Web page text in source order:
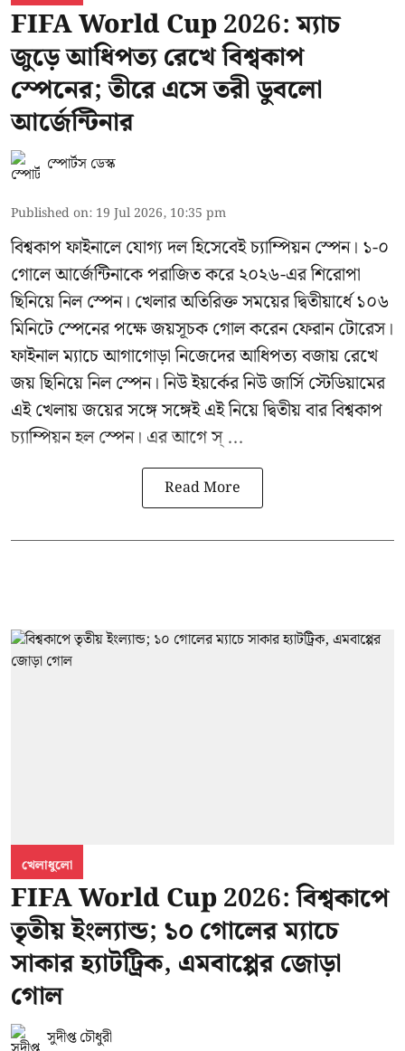
FIFA World Cup 2026: ম্যাচ
জুড়ে আধিপত্য রেখে বিশ্বকাপ
স্পেনের; তীরে এসে তরী ডুবলো
আর্জেন্টিনার
স্পোর্টস ডেস্ক
Published on: 19 Jul 2026, 10:35 pm
বিশ্বকাপ ফাইনালে যোগ্য দল হিসেবেই চ্যাম্পিয়ন স্পেন। ১-০
গোলে আর্জেন্টিনাকে পরাজিত করে ২০২৬-এর শিরোপা
ছিনিয়ে নিল স্পেন। খেলার অতিরিক্ত সময়ের দ্বিতীয়ার্ধে ১০৬
মিনিটে স্পেনের পক্ষে জয়সূচক গোল করেন ফেরান টোরেস।
ফাইনাল ম্যাচে আগাগোড়া নিজেদের আধিপত্য বজায় রেখে
জয় ছিনিয়ে নিল স্পেন। নিউ ইয়র্কের নিউ জার্সি স্টেডিয়ামের
এই খেলায় জয়ের সঙ্গে সঙ্গেই এই নিয়ে দ্বিতীয় বার বিশ্বকাপ
চ্যাম্পিয়ন হল স্পেন। এর আগে স্ ...
Read More
খেলাধুলো
FIFA World Cup 2026: বিশ্বকাপে
তৃতীয় ইংল্যান্ড; ১০ গোলের ম্যাচে
সাকার হ্যাটট্রিক, এমবাপ্পের জোড়া
গোল
সুদীপ্ত চৌধুরী